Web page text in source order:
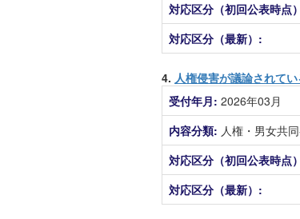
対応区分（初回公表時点
対応区分（最新）:
4. 人権侵害が議論されて
受付年月: 2026年03月
内容分類: 人権・男女共
対応区分（初回公表時点
対応区分（最新）: